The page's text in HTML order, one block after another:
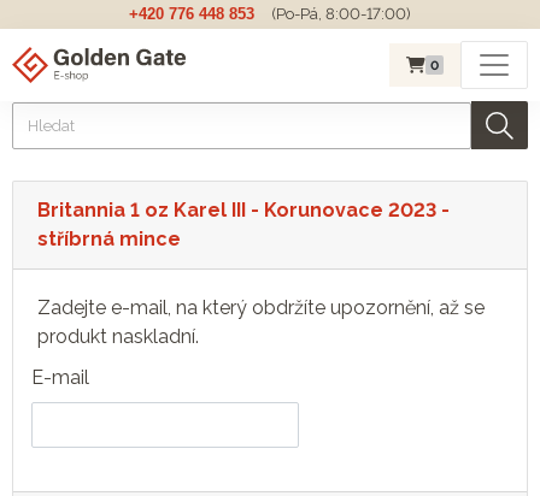
+420 776 448 853 (Po-Pá, 8:00-17:00)
0
Britannia 1 oz Karel III - Korunovace 2023 -
stříbrná mince
Zadejte e-mail, na který obdržíte upozornění, až se
produkt naskladní.
E-mail